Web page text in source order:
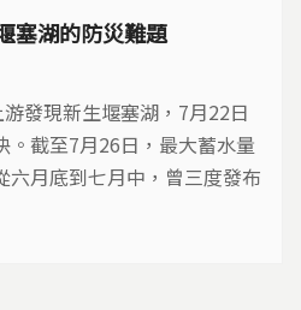
塞湖的防災難題
發現新生堰塞湖，7月22日
。截至7月26日，最大蓄水量
六月底到七月中，曾三度發布
過十天。堰塞湖這種存在高
防災決策與風險溝通帶來哪